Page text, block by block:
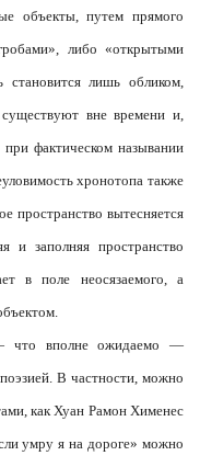
объекты, путем прямого
либо «открытыми
становится лишь обликом,
вне времени и,
фактическом назывании
хронотопа также
пространство вытесняется
и заполняя пространство
в поле неосязаемого, а
что вполне ожидаемо —
В частности, можно
как Хуан Рамон Хименес
умру я на дороге» можно